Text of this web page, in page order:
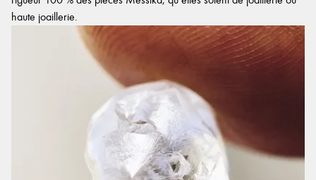
haute joaillerie.